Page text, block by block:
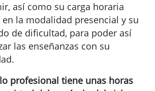
así como su carga horaria
la modalidad presencial y su
de dificultad, para poder así
las enseñanzas con su
profesional tiene unas horas